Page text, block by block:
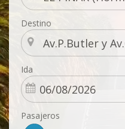
Destino
Ida
Pasajeros